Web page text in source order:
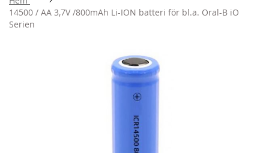
14500 / AA 3,7V /800mAh Li-ION batteri för bl.a. Oral-B iO
Serien